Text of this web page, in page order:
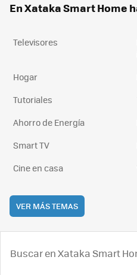
En Xataka Smart Home
Televisores
Hogar
Tutoriales
Ahorro de Energía
Smart TV
Cine en casa
VER MÁS TEMAS